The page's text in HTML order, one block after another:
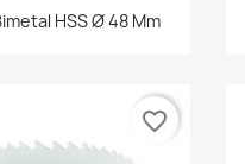
Vista rápida
HSS Ø 48 Mm
favorite_border